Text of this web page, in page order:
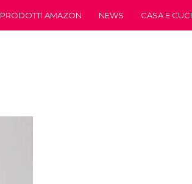
PRODOTTI AMAZON NEWS CASA E